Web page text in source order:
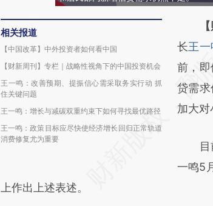
相关报道
【中国改革】中外投资者如何看中国
【财新周刊】专栏｜战略性视角下的中国投资机会
王一鸣：改善预期、提振信心需采取务实行动 抓
住关键问题
王一鸣：增长与减碳双重约束下如何寻找最优路径
王一鸣：政策目标应尽快使经济增长回归正常轨道
消费修复尤为重要
请务
AI
成，
对和
长王一
前，
贷需求
加大对
目前
一鸣5
上作出上述表述。